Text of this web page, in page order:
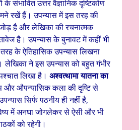
संभावित उत्तर वैज्ञानिक दृष्टिकोण
रखें हैं। उपन्यास में इस तरह की
है और लेखिका की रचनात्मक
है। उपन्यास के बुनावट में कहीं भी
के ऐतिहासिक उपन्यास लिखना
लेखिका ने इस उपन्यास को बहुत गंभीर
लिखा है। अश्वत्थामा यातना का
और औपन्यासिक कला की दृष्टि से
सिर्फ पठनीय ही नहीं है,
में अनघा जोगलेकर से ऐसी और भी
को रहेगी।